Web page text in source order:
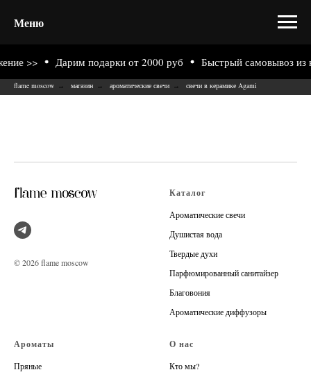
Меню
>> Дарим подарки от 2000 руб Быстрый самовывоз из
flame moscow → магазин → ароматические свечи → свечи в керамике Agami
© 2026 flame moscow
Каталог
Ароматические свечи
Душистая вода
Твердые духи
Парфюмированный санитайзер
Благовония
Ароматические диффузоры
Ароматы
Пряные
О нас
Кто мы?